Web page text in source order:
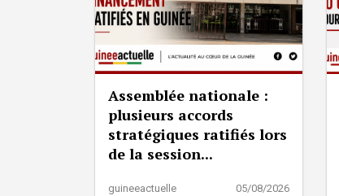
Assemblée nationale :
plusieurs accords
stratégiques ratifiés lors
de la session...
guineeactuelle 05/08/2026